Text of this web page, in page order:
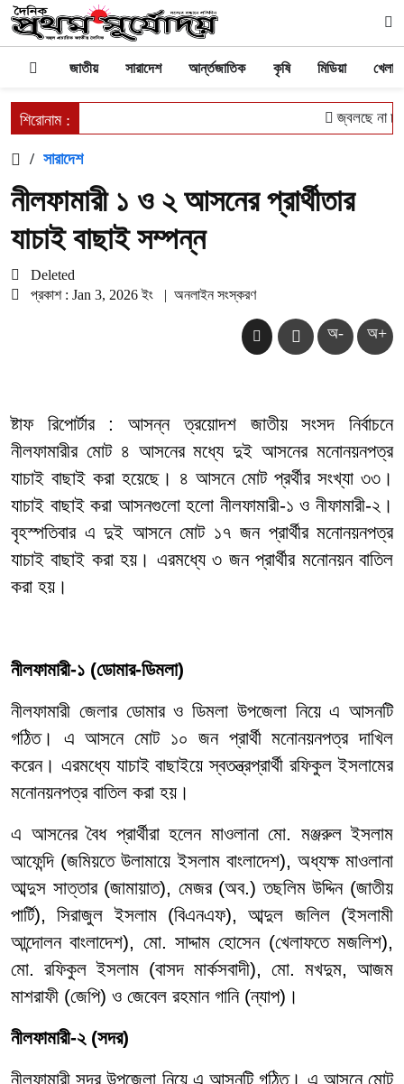
জাতীয় সারাদেশ আর্ন্তজাতিক কৃষি মিডিয়া
শিরোনাম : জ্বলছে না
/ সারাদেশ
নীলফামারী ১ ও ২ আসনের প্রার্থীতার
যাচাই বাছাই সম্পন্ন
Deleted
প্রকাশ : Jan 3, 2026 ইং
| অনলাইন সংস্করণ
অ- অ+
ষ্টাফ রিপোর্টার : আসন্ন ত্রয়োদশ জাতীয় সংসদ নির্বাচনে
নীলফামারীর মোট ৪ আসনের মধ্যে দুই আসনের মনোনয়নপত্র
যাচাই বাছাই করা হয়েছে। ৪ আসনে মোট প্রর্থীর সংখ্যা ৩৩।
যাচাই বাছাই করা আসনগুলো হলো নীলফামারী-১ ও নীফামারী-২।
বৃহস্পতিবার এ দুই আসনে মোট ১৭ জন প্রার্থীর মনোনয়নপত্র
যাচাই বাছাই করা হয়। এরমধ্যে ৩ জন প্রার্থীর মনোনয়ন বাতিল
করা হয়।
নীলফামারী-১ (ডোমার-ডিমলা)
নীলফামারী জেলার ডোমার ও ডিমলা উপজেলা নিয়ে এ আসনটি
গঠিত। এ আসনে মোট ১০ জন প্রার্থী মনোনয়নপত্র দাখিল
করেন। এরমধ্যে যাচাই বাছাইয়ে স্বতন্ত্রপ্রার্থী রফিকুল ইসলামের
মনোনয়নপত্র বাতিল করা হয়।
এ আসনের বৈধ প্রার্থীরা হলেন মাওলানা মো. মঞ্জরুল ইসলাম
আফেন্দি (জমিয়তে উলামায়ে ইসলাম বাংলাদেশ), অধ্যক্ষ মাওলানা
আব্দুস সাত্তার (জামায়াত), মেজর (অব.) তছলিম উদ্দিন (জাতীয়
পার্টি), সিরাজুল ইসলাম (বিএনএফ), আব্দুল জলিল (ইসলামী
আন্দোলন বাংলাদেশ), মো. সাদ্দাম হোসেন (খেলাফতে মজলিশ),
মো. রফিকুল ইসলাম (বাসদ মার্কসবাদী), মো. মখদুম, আজম
মাশরাফী (জেপি) ও জেবেল রহমান গানি (ন্যাপ)।
নীলফামারী-২ (সদর)
নীলফামারী সদর উপজেলা নিয়ে এ আসনটি গঠিত। এ আসনে মোট